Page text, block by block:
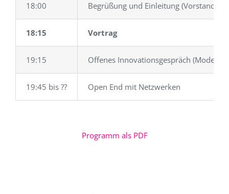
18:00 Begrüßung und Einleitung (Vorstand I3)
18:15 Vortrag
19:15 Offenes Innovationsgespräch
19:45 bis ?? Open End mit Netzwerken
Programm als PDF